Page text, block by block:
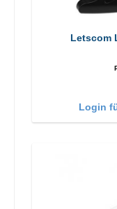
Login